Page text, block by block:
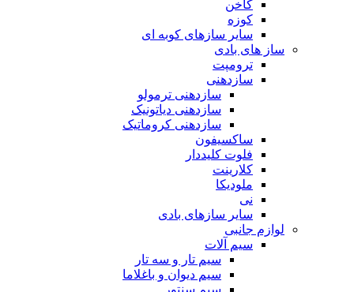
کاخن
کوزه
سایر سازهای کوبه ای
ساز های بادی
ترومپت
سازدهنی
سازدهنی ترمولو
سازدهنی دیاتونیک
سازدهنی کروماتیک
ساکسیفون
فلوت کلیددار
کلارینت
ملودیکا
نی
سایر سازهای بادی
لوازم جانبی
سیم آلات
سیم تار و سه تار
سیم دیوان و باغلاما
سیم سنتور